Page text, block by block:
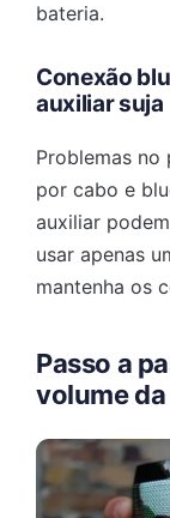
bateria.
Conexão
auxiliar suja
Problemas no
por cabo e
auxiliar
usar apenas
mantenha os
Passo a
volume